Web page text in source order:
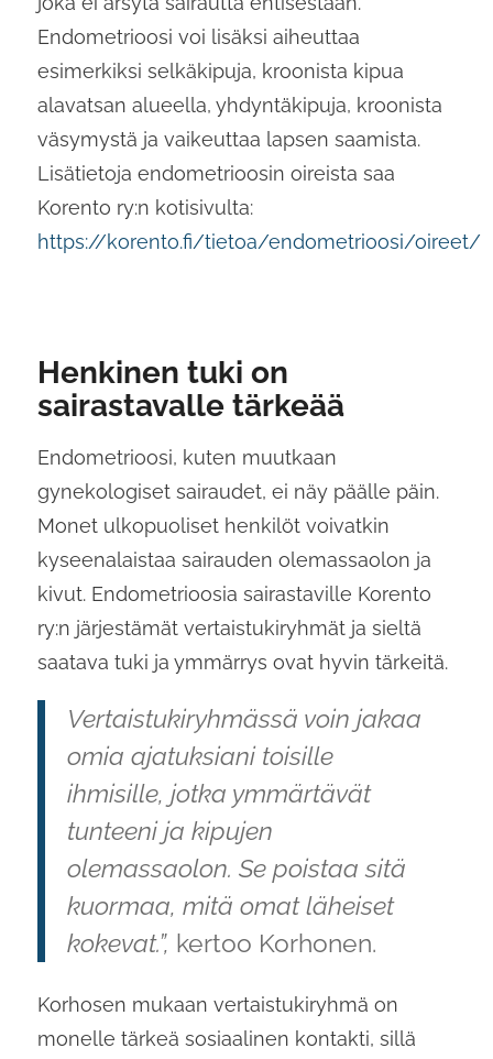
Endometrioosi voi lisäksi aiheuttaa
esimerkiksi selkäkipuja, kroonista kipua
alavatsan alueella, yhdyntäkipuja, kroonista
väsymystä ja vaikeuttaa lapsen saamista.
Lisätietoja endometrioosin oireista saa
Korento ry:n kotisivulta:
https://korento.fi/tietoa/endometrioosi/oireet/
Henkinen tuki on
sairastavalle tärkeää
Endometrioosi, kuten muutkaan
gynekologiset sairaudet, ei näy päälle päin.
Monet ulkopuoliset henkilöt voivatkin
kyseenalaistaa sairauden olemassaolon ja
kivut. Endometrioosia sairastaville Korento
ry:n järjestämät vertaistukiryhmät ja sieltä
saatava tuki ja ymmärrys ovat hyvin tärkeitä.
Vertaistukiryhmässä voin jakaa
omia ajatuksiani toisille
ihmisille, jotka ymmärtävät
tunteeni ja kipujen
olemassaolon. Se poistaa sitä
kuormaa, mitä omat läheiset
kokevat.”, kertoo Korhonen.
Korhosen mukaan vertaistukiryhmä on
monelle tärkeä sosiaalinen kontakti, sillä